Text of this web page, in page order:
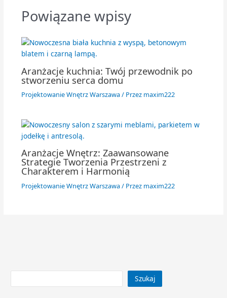
Powiązane wpisy
Aranżacje kuchnia: Twój przewodnik po
stworzeniu serca domu
Projektowanie Wnętrz Warszawa/ Przez maxim222
Aranżacje Wnętrz: Zaawansowane
Strategie Tworzenia Przestrzeni z
Charakterem i Harmonią
Projektowanie Wnętrz Warszawa/ Przez maxim222
Szukaj